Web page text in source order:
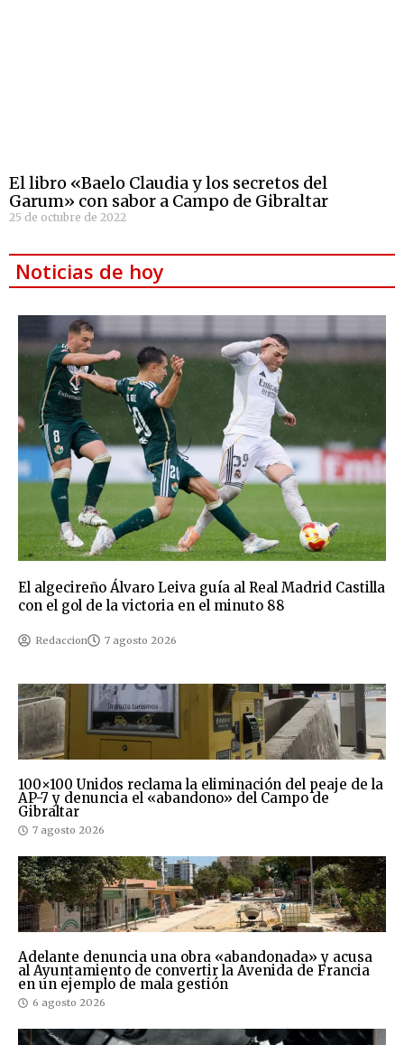
El libro «Baelo Claudia y los secretos del
Garum» con sabor a Campo de Gibraltar
25 de octubre de 2022
Noticias de hoy
El algecireño Álvaro Leiva guía al Real Madrid Castilla
con el gol de la victoria en el minuto 88
Redaccion 7 agosto 2026
100×100 Unidos reclama la eliminación del peaje de la
AP-7 y denuncia el «abandono» del Campo de
Gibraltar
7 agosto 2026
Adelante denuncia una obra «abandonada» y acusa
al Ayuntamiento de convertir la Avenida de Francia
en un ejemplo de mala gestión
6 agosto 2026